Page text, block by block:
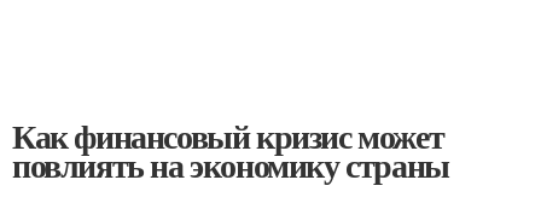
Как финансовый кризис может
повлиять на экономику страны